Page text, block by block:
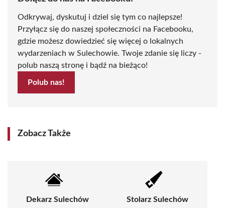
Odkrywaj, dyskutuj i dziel się tym co najlepsze!
Przyłącz się do naszej społeczności na Facebooku,
gdzie możesz dowiedzieć się więcej o lokalnych
wydarzeniach w Sulechowie. Twoje zdanie się liczy -
polub naszą stronę i bądź na bieżąco!
Polub nas!
Zobacz Także
Dekarz Sulechów Stolarz Sulechów